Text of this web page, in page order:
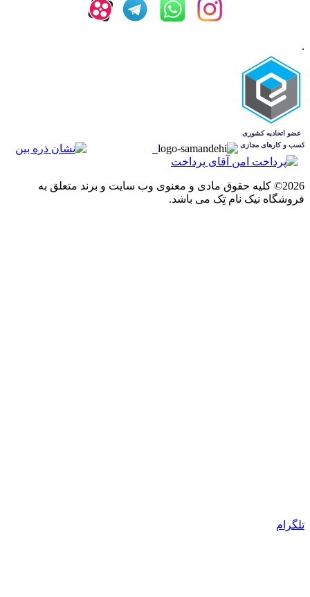
.
2026© کلیه حقوق مادی و معنوی وب سایت و برند متعلق به
فروشگاه نیک نام تِک می باشد.
تلگرام